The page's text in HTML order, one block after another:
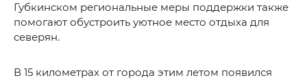
Губкинском региональные меры поддержки также
помогают обустроить уютное место отдыха для
северян.
В 15 километрах от города этим летом появился